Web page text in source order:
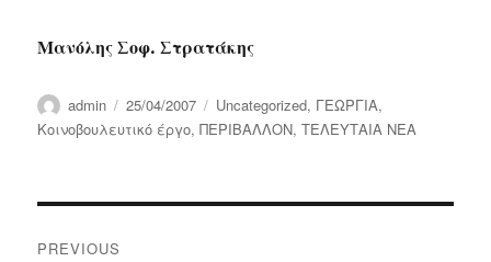
Μανόλης Σοφ. Στρατάκης
Author
admin
Posted
on
25/04/2007 Categories
Uncategorized, ΓΕΩΡΓΙΑ,
Κοινοβουλευτικό έργο,ΠΕΡΙΒΑΛΛΟΝ,ΤΕΛΕΥΤΑΙΑ ΝΕΑ
PREVIOUS